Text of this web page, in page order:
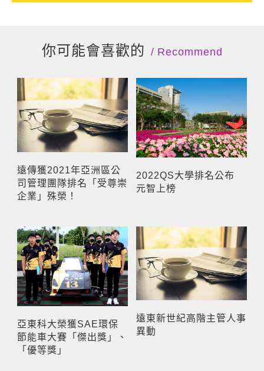
你可能會喜歡的 Recommend
遠傳獲2021年亞洲區公
司管理團隊排名「受尊崇
企業」殊榮！
2022QS大學排名公布
元智上榜
亞東科大榮獲SAE環保
節能車大賽「傑出獎」、
「優等獎」
遠東新世紀高階主管人事
異動